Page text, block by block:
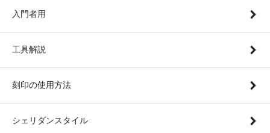
入門者用
工具解説
刻印の使用方法
シェリダンスタイル